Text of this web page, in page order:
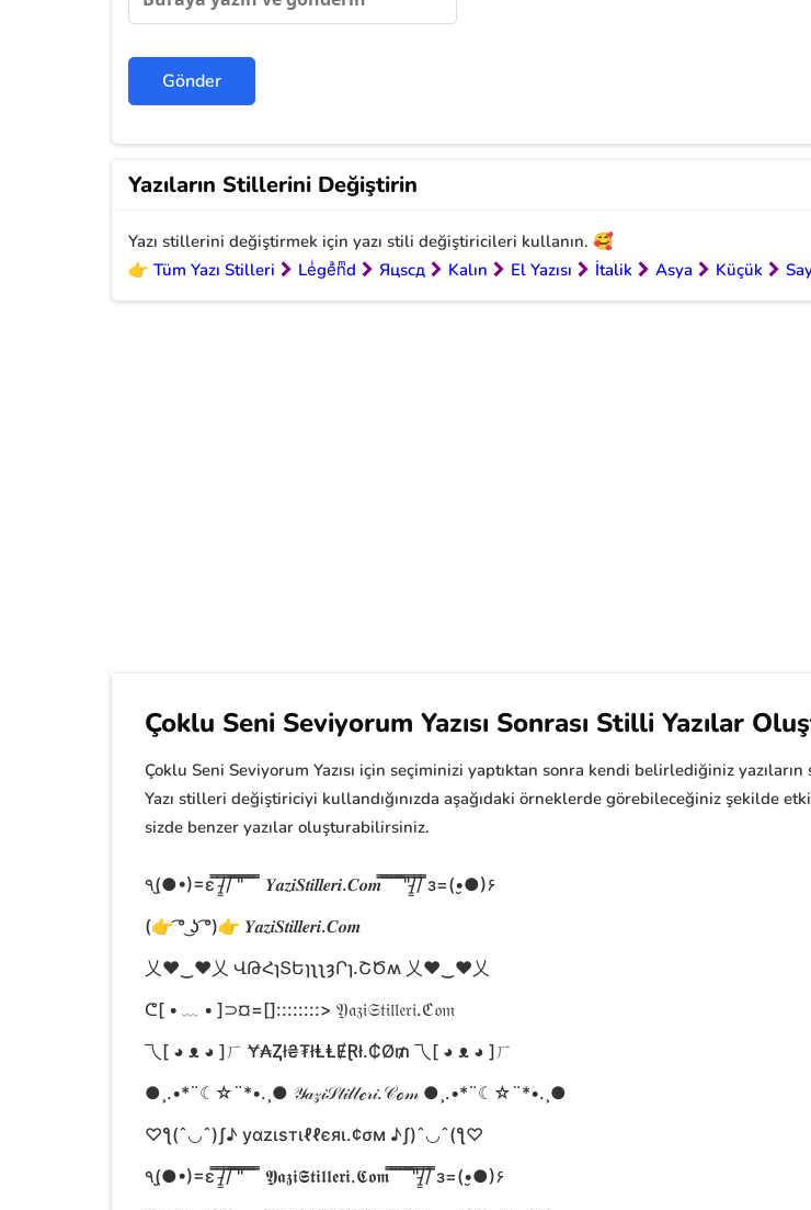
Yazıların Stillerini Değiştirin
Yazı stillerini değiştirmek için yazı stili değiştiricileri kullanın. 🥰
👉 Tüm Yazı Stilleri Leͥgeͣnͫd Яцscд Kalın El Yazısı İtalik Asya Küçük
Çoklu Seni Seviyorum Yazısı Sonrası Stilli Yazılar
Çoklu Seni Seviyorum Yazısı için seçiminizi yaptıktan sonra kendi belirlediğiniz
Yazı stilleri değiştiriciyi kullandığınızda aşağıdaki örneklerde görebileceğiniz şekilde
sizde benzer yazılar oluşturabilirsiniz.
٩(●̮•)=ɛ ̿̿/̵͇̿̿/̿̿ ̿̿'̿̿'̿̿ ̿̿ ̿̿ ̿̿ ̿̿ 𝒀𝒂𝒛𝒊𝑺𝒕𝒊𝒍𝒍𝒆𝒓𝒊.𝑪𝒐𝒎 ̿̿ ̿̿ ̿̿ ̿̿ ̿̿'̿̿'̿̿/̵͇̿̿/̿̿ ̿̿з=(•̮●)۶
(👉 ͡° ͜ʖ ͡°)👉 𝒀𝒂𝒛𝒊𝑺𝒕𝒊𝒍𝒍𝒆𝒓𝒊.𝑪𝒐𝒎
乂❤‿❤乂 ՎԹՀɿՏԵɿʅʅȝՐɿ.ՇԾʍ 乂❤‿❤乂
ᕦ[ • ﹏ • ]⊃¤=[]::::::::> 𝔜𝔞𝔷𝔦𝔖𝔱𝔦𝔩𝔩𝔢𝔯𝔦.ℭ𝔬𝔪
乁[ ◕ ᴥ ◕ ]ㄏ Ɏ₳Ⱬł₴₮łⱠⱠɆⱤł.₵Ø₥ 乁[ ◕ ᴥ ◕ ]ㄏ
●¸.•*¨☾☆¨*•.¸● 𝒴𝒶𝓏𝒾𝒮𝓉𝒾𝓁𝓁ℯ𝓇𝒾.𝒞ℴ𝓂 ●¸.•*¨☾☆¨*•.¸●
♡ƪ(ˆ◡ˆ)ʃ♪ уαzιѕтιℓℓєяι.¢σм ♪ʃ)ˆ◡ˆ(ƪ♡
٩(●̮•)=ɛ ̿̿/̵͇̿̿/̿̿ ̿̿'̿̿'̿̿ ̿̿ ̿̿ ̿̿ ̿̿ 𝖄𝖆𝖟𝖎𝕾𝖙𝖎𝖑𝖑𝖊𝖗𝖎.𝕮𝖔𝖒 ̿̿ ̿̿ ̿̿ ̿̿ ̿̿'̿̿'̿̿/̵͇̿̿/̿̿ ̿̿з=(•̮●)۶